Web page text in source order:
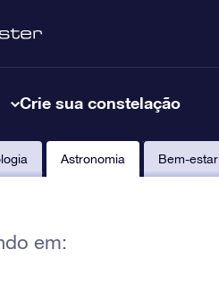
Crie sua constelação
Astronomia Bem-estar
em: